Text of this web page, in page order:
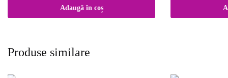
Adaugă în coș
Produse similare